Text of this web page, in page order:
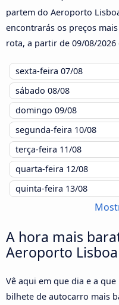
partem do Aeroporto
encontrarás os preços
rota, a partir de 09/08/2026
sexta-feira 07/08
sábado 08/08
domingo 09/08
segunda-feira 10/08
terça-feira 11/08
quarta-feira 12/08
quinta-feira 13/08
A hora mais
Aeroporto
Vê aqui em que dia e a
bilhete de autocarro mais